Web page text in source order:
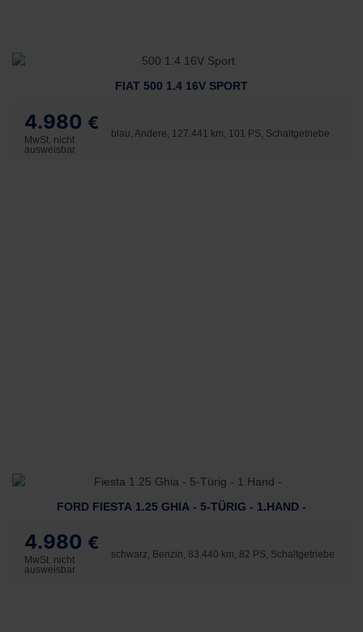
FIAT 500 1.4 16V SPORT
4.980 €
MwSt. nicht
ausweisbar
blau, Andere, 127.441 km, 101 PS, Schaltgetriebe
FORD FIESTA 1.25 GHIA - 5-TÜRIG - 1.HAND -
4.980 €
MwSt. nicht
ausweisbar
schwarz, Benzin, 83.440 km, 82 PS, Schaltgetriebe